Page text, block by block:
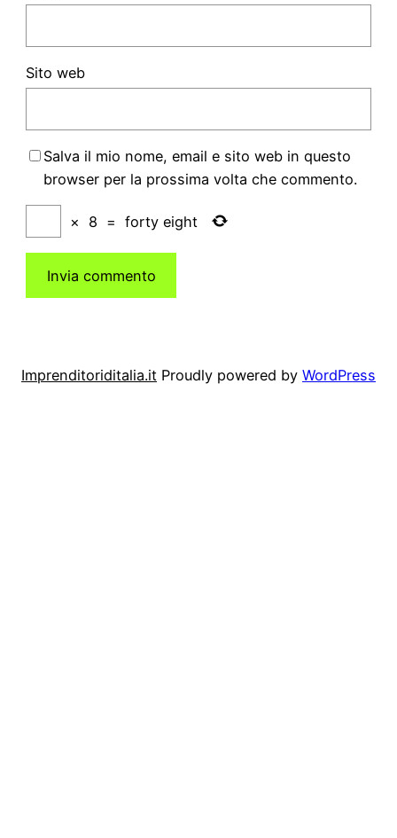
Sito web
Salva il mio nome, email e sito web in questo
browser per la prossima volta che commento.
× 8 = forty eight
Imprenditoriditalia.it Proudly powered by WordPress